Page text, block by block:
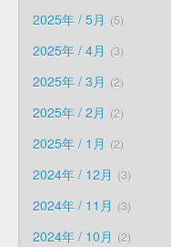
2025年 / 5月 5
2025年 / 4月 3
2025年 / 3月 2
2025年 / 2月 2
2025年 / 1月 2
2024年 / 12月 3
2024年 / 11月 3
2024年 / 10月 2